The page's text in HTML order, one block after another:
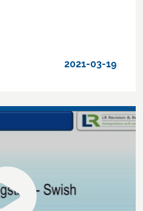
2021-03-19